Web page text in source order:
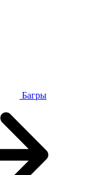
Багры